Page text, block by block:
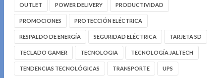
OUTLET POWER DELIVERY PRODUCTIVIDAD
PROMOCIONES PROTECCIÓN ELÉCTRICA
RESPALDO DE ENERGÍA SEGURIDAD ELÉCTRICA TARJETA SD
TECLADO GAMER TECNOLOGIA TECNOLOGÍA JALTECH
TENDENCIAS TECNOLÓGICAS TRANSPORTE UPS